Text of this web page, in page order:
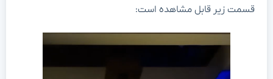
قسمت زیر قابل مشاهده است: